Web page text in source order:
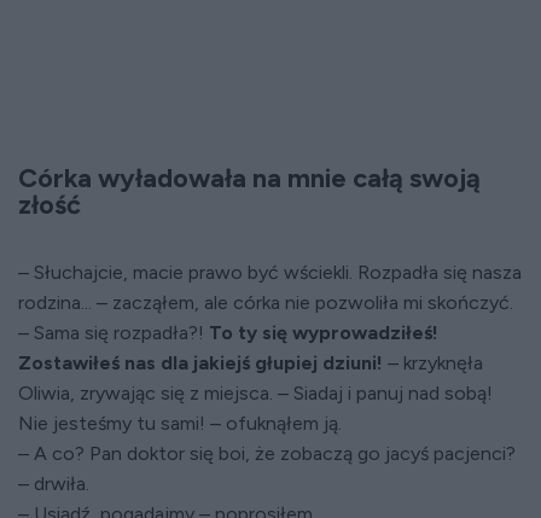
Córka wyładowała na mnie całą swoją
złość
– Słuchajcie, macie prawo być wściekli. Rozpadła się nasza
rodzina... – zacząłem, ale córka nie pozwoliła mi skończyć.
– Sama się rozpadła?! To ty się wyprowadziłeś!
Zostawiłeś nas dla jakiejś głupiej dziuni! – krzyknęła
Oliwia, zrywając się z miejsca. – Siadaj i panuj nad sobą!
Nie jesteśmy tu sami! – ofuknąłem ją.
– A co? Pan doktor się boi, że zobaczą go jacyś pacjenci?
– drwiła.